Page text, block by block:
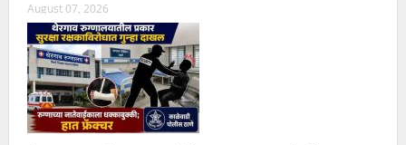
August 07, 2026